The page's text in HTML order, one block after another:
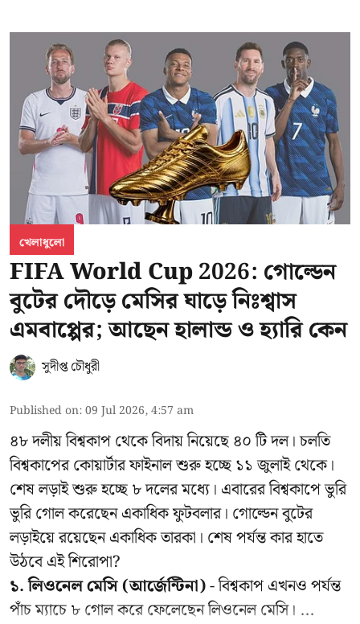
খেলাধুলো
FIFA World Cup 2026: গোল্ডেন
বুটের দৌড়ে মেসির ঘাড়ে নিঃশ্বাস
এমবাপ্পের; আছেন হালান্ড ও হ্যারি কেন
সুদীপ্ত চৌধুরী
Published on:09 Jul 2026, 4:57 am
৪৮ দলীয় বিশ্বকাপ থেকে বিদায় নিয়েছে ৪০ টি দল। চলতি
বিশ্বকাপের কোয়ার্টার ফাইনাল শুরু হচ্ছে ১১ জুলাই থেকে।
শেষ লড়াই শুরু হচ্ছে ৮ দলের মধ্যে। এবারের বিশ্বকাপে ভুরি
ভুরি গোল করেছেন একাধিক ফুটবলার। গোল্ডেন বুটের
লড়াইয়ে রয়েছেন একাধিক তারকা। শেষ পর্যন্ত কার হাতে
উঠবে এই শিরোপা?
১. লিওনেল মেসি (আর্জেন্টিনা)- বিশ্বকাপ এখনও পর্যন্ত
পাঁচ ম্যাচে ৮ গোল করে ফেলেছেন লিওনেল মেসি। ...